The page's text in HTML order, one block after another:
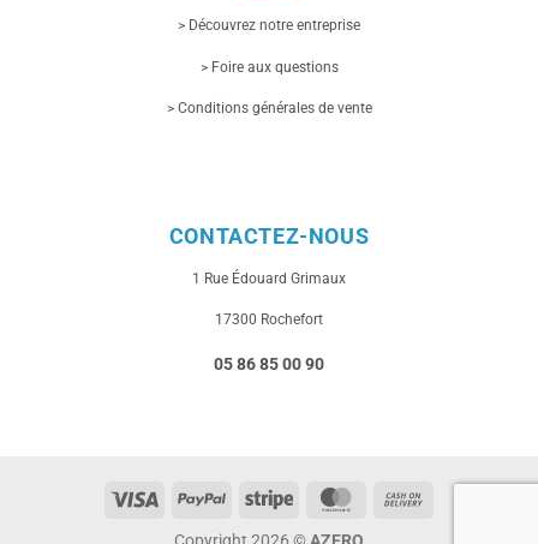
> Découvrez notre entreprise
> Foire aux questions
> Conditions générales de vente
CONTACTEZ-NOUS
1 Rue Édouard Grimaux
17300 Rochefort
05 86 85 00 90
Visa PayPal Stripe MasterCard